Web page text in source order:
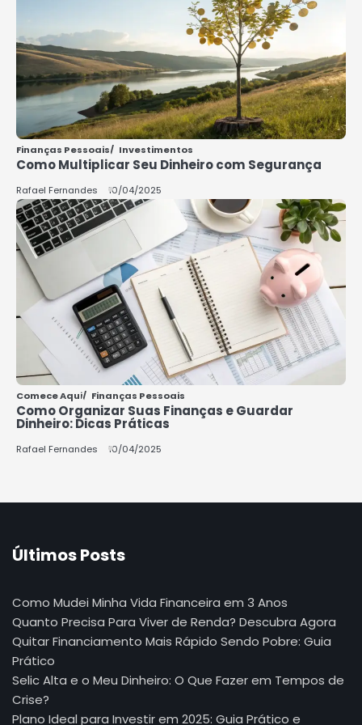
COMO INVESTIR COM POUCO
DINHEIRO 2025
Rafael Fernandes
Finanças Pessoais Investimentos
Como Multiplicar Seu Dinheiro com Segurança
Rafael Fernandes 10/04/2025
Comece Aqui Finanças Pessoais
Como Organizar Suas Finanças e Guardar
Dinheiro: Dicas Práticas
Rafael Fernandes 10/04/2025
Últimos Posts
Como Mudei Minha Vida Financeira em 3 Anos
Quanto Precisa Para Viver de Renda? Descubra Agora
Quitar Financiamento Mais Rápido Sendo Pobre: Guia
Prático
Selic Alta e o Meu Dinheiro: O Que Fazer em Tempos de
Crise?
Plano Ideal para Investir em 2025: Guia Prático e